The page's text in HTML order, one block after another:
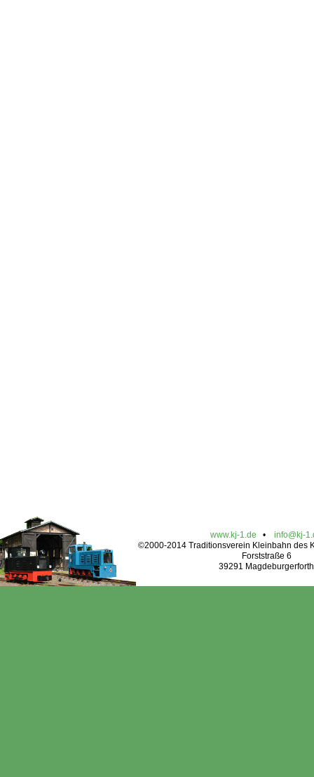
www.kj-1.de • info@kj-
©2000-2014 Traditionsverein Kleinbahn des
Forststraße 6
39291 Magdeburgerforth